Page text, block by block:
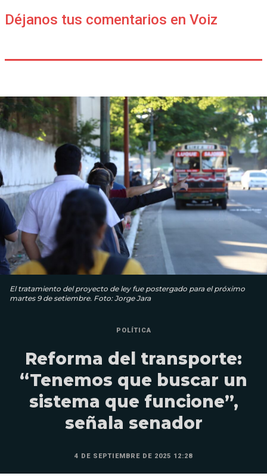
Déjanos tus comentarios en Voiz
El tratamiento del proyecto de ley fue postergado para el próximo
martes 9 de setiembre. Foto: Jorge Jara
POLÍTICA
Reforma del transporte:
“Tenemos que buscar un
sistema que funcione”,
señala senador
4 DE SEPTIEMBRE DE 2025 12:28